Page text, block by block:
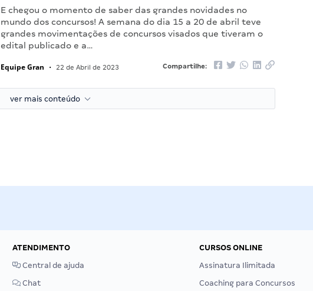
E chegou o momento de saber das grandes novidades no
mundo dos concursos! A semana do dia 15 a 20 de abril teve
grandes movimentações de concursos visados que tiveram o
edital publicado e a…
Equipe Gran • 22 de Abril de 2023 Compartilhe:
ver mais conteúdo
ATENDIMENTO
Central de ajuda
Chat
CURSOS ONLINE
Assinatura Ilimitada
Coaching para Concursos